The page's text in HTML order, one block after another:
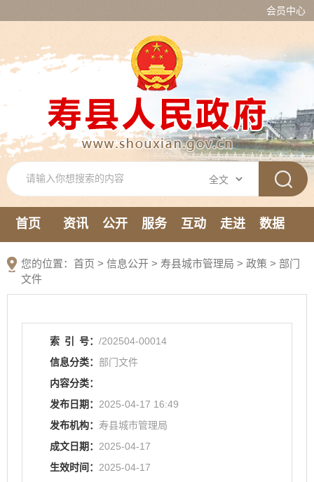
会员中心
首页 资讯 公开 服务 互动 走进
数据
您的位置： 首页 > 信息公开 > 寿县城市管理局 > 政策 > 部门
文件
索 引 号： /202504-00014
信息分类： 部门文件
内容分类：
发布日期： 2025-04-17 16:49
发布机构： 寿县城市管理局
成文日期： 2025-04-17
生效时间： 2025-04-17